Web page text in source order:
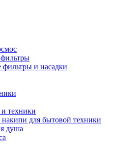
фильтры и насадки
техники
для бытовой техники
душа